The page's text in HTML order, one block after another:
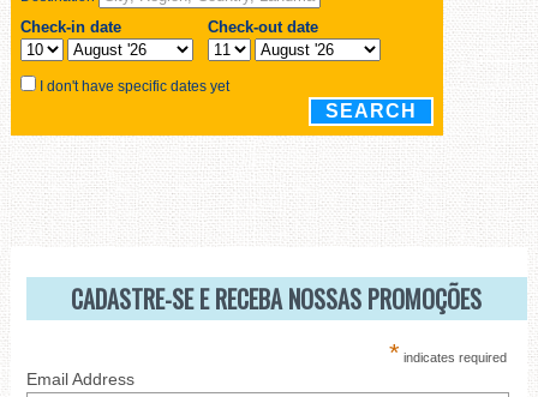
CADASTRE-SE E RECEBA NOSSAS PROMOÇÕES
* indicates required
Email Address